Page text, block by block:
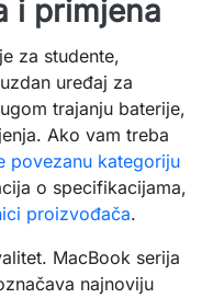
i primjena
za studente,
uređaj za
trajanju baterije,
Ako vam treba
povezanu kategoriju
o specifikacijama,
proizvođača.
MacBook serija
najnoviju